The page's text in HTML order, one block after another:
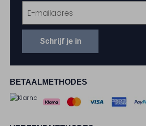
BETAALMETHODES
Schrijf je in